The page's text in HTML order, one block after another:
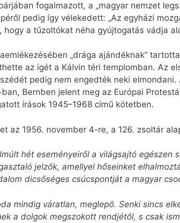
fogalmazott, a „magyar nemzet
pedig így vélekedett: „Az egyházi
hogy a tűzoltókat néha gyújtogatás vádja
„drága ajándéknak”
az igét a Kálvin téri templomban. Az
pedig nem engedték neki
Bernben jelent meg az Európai
írások 1945–1968 című kötetben.
az 1956. november 4-re, a 126. zsoltár
hét eseményeiről a világsajtó
jelzők, amellyel hőseinket
dicsőséges csúcspontját a magyar
mindig váratlan, meglepő. Senki sincs
a dolgok megszokott rendjétől, s csak